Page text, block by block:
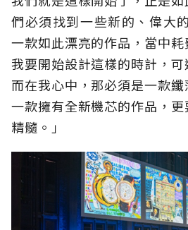
們必須找到一些新的、偉大
一款如此漂亮的作品，當中
我要開始設計這樣的時計，可
而在我心中，那必須是一款
一款擁有全新機芯的作品，
精髓。」